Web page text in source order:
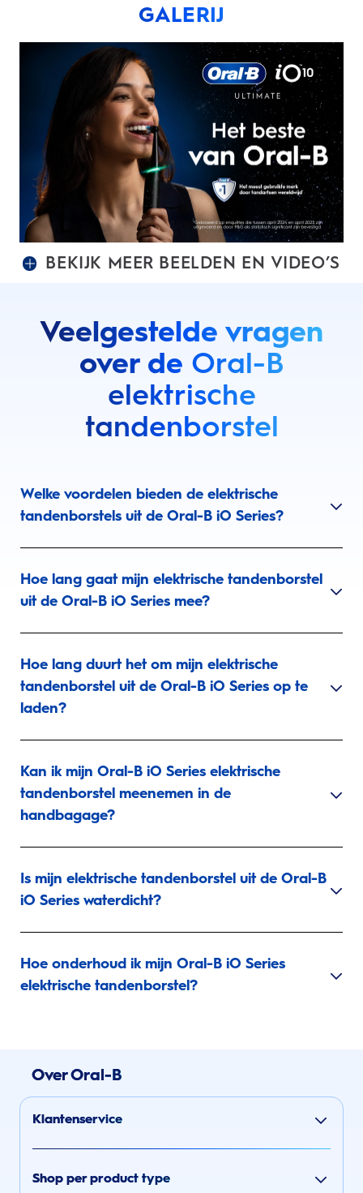
GALERIJ
BEKIJK MEER BEELDEN EN VIDEO’S
Veelgestelde vragen
over de Oral-B
elektrische
tandenborstel
Welke voordelen bieden de elektrische
tandenborstels uit de Oral-B iO Series?
Hoe lang gaat mijn elektrische tandenborstel
uit de Oral-B iO Series mee?
Hoe lang duurt het om mijn elektrische
tandenborstel uit de Oral-B iO Series op te
laden?
Kan ik mijn Oral-B iO Series elektrische
tandenborstel meenemen in de
handbagage?
Is mijn elektrische tandenborstel uit de Oral-B
iO Series waterdicht?
Hoe onderhoud ik mijn Oral-B iO Series
elektrische tandenborstel?
Over Oral-B
Klantenservice
Shop per product type